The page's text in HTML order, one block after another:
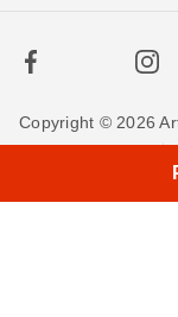
Copyright © 2026